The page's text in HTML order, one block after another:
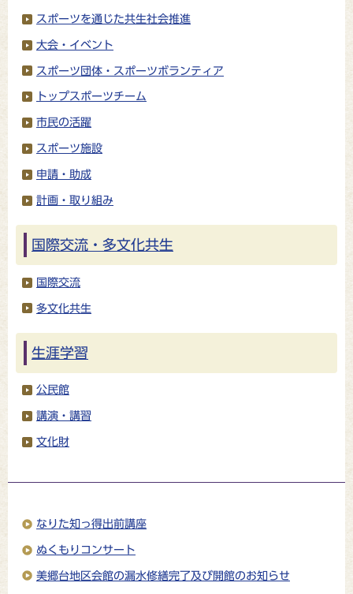
スポーツを通じた共生社会推進
大会・イベント
スポーツ団体・スポーツボランティア
トップスポーツチーム
市民の活躍
スポーツ施設
申請・助成
計画・取り組み
国際交流・多文化共生
国際交流
多文化共生
生涯学習
公民館
講演・講習
文化財
なりた知っ得出前講座
ぬくもりコンサート
美郷台地区会館の漏水修繕完了及び開館のお知らせ